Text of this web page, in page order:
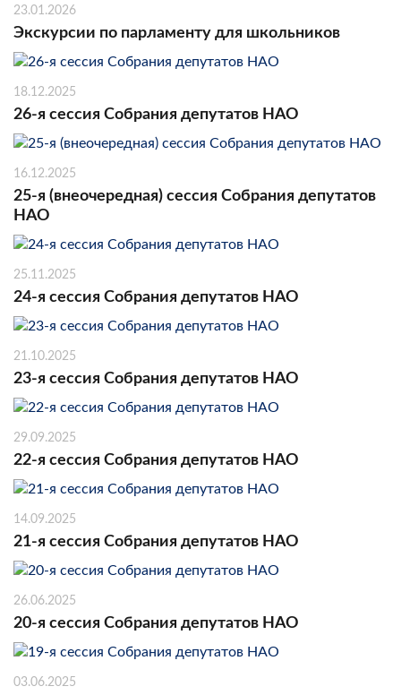
23.01.2026
Экскурсии по парламенту для школьников
18.12.2025
26-я сессия Собрания депутатов НАО
16.12.2025
25-я (внеочередная) сессия Собрания депутатов
НАО
25.11.2025
24-я сессия Собрания депутатов НАО
21.10.2025
23-я сессия Собрания депутатов НАО
29.09.2025
22-я сессия Собрания депутатов НАО
14.09.2025
21-я сессия Собрания депутатов НАО
26.06.2025
20-я сессия Собрания депутатов НАО
03.06.2025